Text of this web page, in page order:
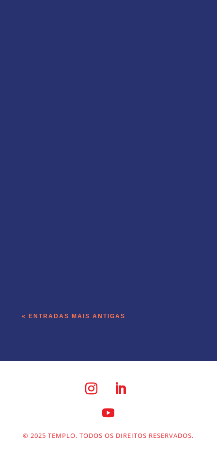
« ENTRADAS MAIS ANTIGAS
© 2025 TEMPLO. TODOS OS DIREITOS RESERVADOS.